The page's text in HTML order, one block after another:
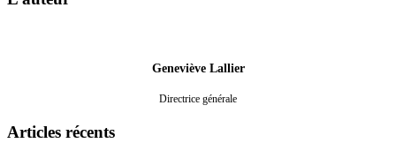
Geneviève Lallier
Directrice générale
Articles récents